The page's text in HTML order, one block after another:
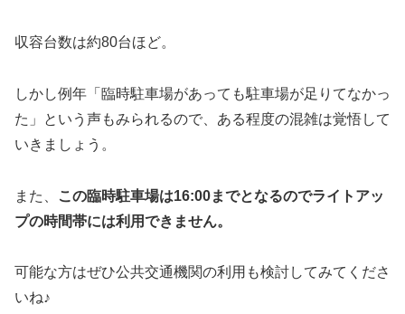
収容台数は約80台ほど。
しかし例年「臨時駐車場があっても駐車場が足りてなかっ
た」という声もみられるので、ある程度の混雑は覚悟して
いきましょう。
また、
この臨時駐車場は16:00までとなるのでライトアッ
プの時間帯には利用できません。
可能な方はぜひ公共交通機関の利用も検討してみてくださ
いね♪